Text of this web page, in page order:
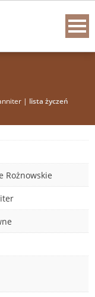
| lista życzeń
Rożnowskie